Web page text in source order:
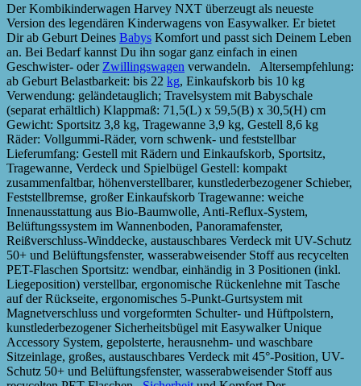
Der Kombikinderwagen Harvey NXT überzeugt als neueste
Version des legendären Kinderwagens von Easywalker. Er bietet
Dir ab Geburt Deines Babys Komfort und passt sich Deinem Leben
an. Bei Bedarf kannst Du ihn sogar ganz einfach in einen
Geschwister- oder Zwillingswagen verwandeln. Altersempfehlung:
ab Geburt Belastbarkeit: bis 22 kg, Einkaufskorb bis 10 kg
Verwendung: geländetauglich; Travelsystem mit Babyschale
(separat erhältlich) Klappmaß: 71,5(L) x 59,5(B) x 30,5(H) cm
Gewicht: Sportsitz 3,8 kg, Tragewanne 3,9 kg, Gestell 8,6 kg
Räder: Vollgummi-Räder, vorn schwenk- und feststellbar
Lieferumfang: Gestell mit Rädern und Einkaufskorb, Sportsitz,
Tragewanne, Verdeck und Spielbügel Gestell: kompakt
zusammenfaltbar, höhenverstellbarer, kunstlederbezogener Schieber,
Feststellbremse, großer Einkaufskorb Tragewanne: weiche
Innenausstattung aus Bio-Baumwolle, Anti-Reflux-System,
Belüftungssystem im Wannenboden, Panoramafenster,
Reißverschluss-Winddecke, austauschbares Verdeck mit UV-Schutz
50+ und Belüftungsfenster, wasserabweisender Stoff aus recycelten
PET-Flaschen Sportsitz: wendbar, einhändig in 3 Positionen (inkl.
Liegeposition) verstellbar, ergonomische Rückenlehne mit Tasche
auf der Rückseite, ergonomisches 5-Punkt-Gurtsystem mit
Magnetverschluss und vorgeformten Schulter- und Hüftpolstern,
kunstlederbezogener Sicherheitsbügel mit Easywalker Unique
Accessory System, gepolsterte, herausnehm- und waschbare
Sitzeinlage, großes, austauschbares Verdeck mit 45°-Position, UV-
Schutz 50+ und Belüftungsfenster, wasserabweisender Stoff aus